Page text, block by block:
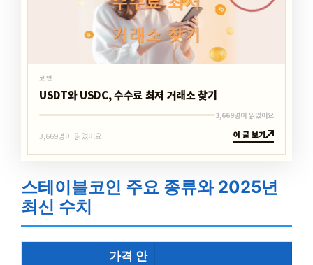
코인
USDT와 USDC, 수수료 최저 거래소 찾기
3,669명이 읽었어요
3,669명이 읽었어요 이 글 보기
스테이블코인 주요 종류와 2025년
최신 수치
가격 안